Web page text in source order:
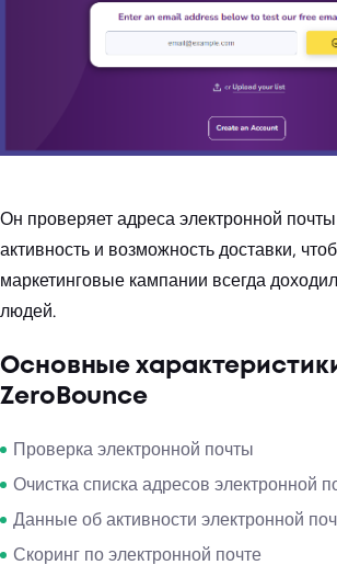
Он проверяет адреса электронной
активность и возможность доставки,
маркетинговые кампании всегда
людей.
Основные
ZeroBounce
Проверка электронной почты
Очистка списка адресов электронной
Данные об активности электронной
Скоринг по электронной почте